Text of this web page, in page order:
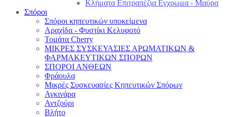
Κλήματα Επιτραπέζια Εγχρωμα - Μαύρα
Σπόροι
Σπόροι κηπευτικών υποκείμενα
Αραχίδα - Φυστίκι Κελυφοτό
Τομάτα Cherry
ΜΙΚΡΕΣ ΣΥΣΚΕΥΑΣΙΕΣ ΑΡΩΜΑΤΙΚΩΝ &
ΦΑΡΜΑΚΕΥΤΙΚΩΝ ΣΠΟΡΩΝ
ΣΠΟΡΟΙ ΑΝΘΕΩΝ
Φράουλα
Μικρές Συσκευασίες Κηπευτικών Σπόρων
Αγκινάρα
Αντζούρι
Βλήτο